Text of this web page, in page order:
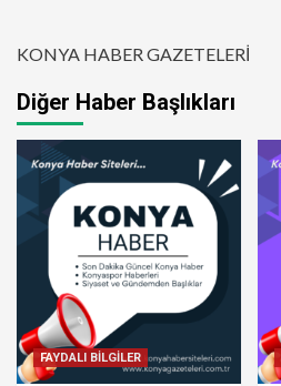
KONYA HABER GAZETELERİ
Diğer Haber Başlıkları
FAYDALI BİLGİLER